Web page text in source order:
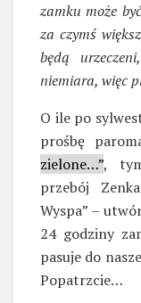
zamku może
za czymś
będą
niemiara, więc
O ile po
prośbę
zielone…”,
przebój
Wyspa” –
24 godziny
pasuje do
Popatrzcie…